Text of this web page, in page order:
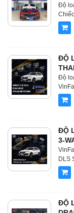
Độ
ĐỘ
Độ
ĐỘ
3-
DLS
ĐỘ